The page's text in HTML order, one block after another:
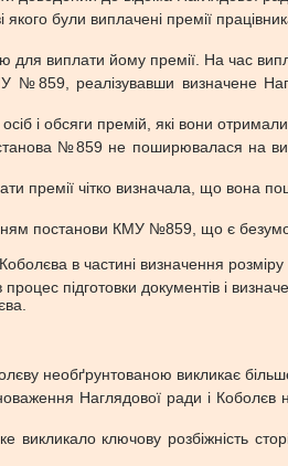
були виплачені премії
виплати йому премії. На час
реалізувавши визначене
і обсяги премій, які вони
№859 не поширювалася на
премії чітко визначала, що вона
постанови КМУ №859, що є
в частині визначення
підготовки документів і
необґрунтованою викликає
Наглядової ради і Коболєв
викликало ключову розбіжність